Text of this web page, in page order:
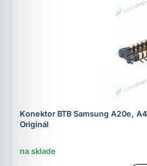
Konektor BTB Samsung A20e,
Originál
na sklade